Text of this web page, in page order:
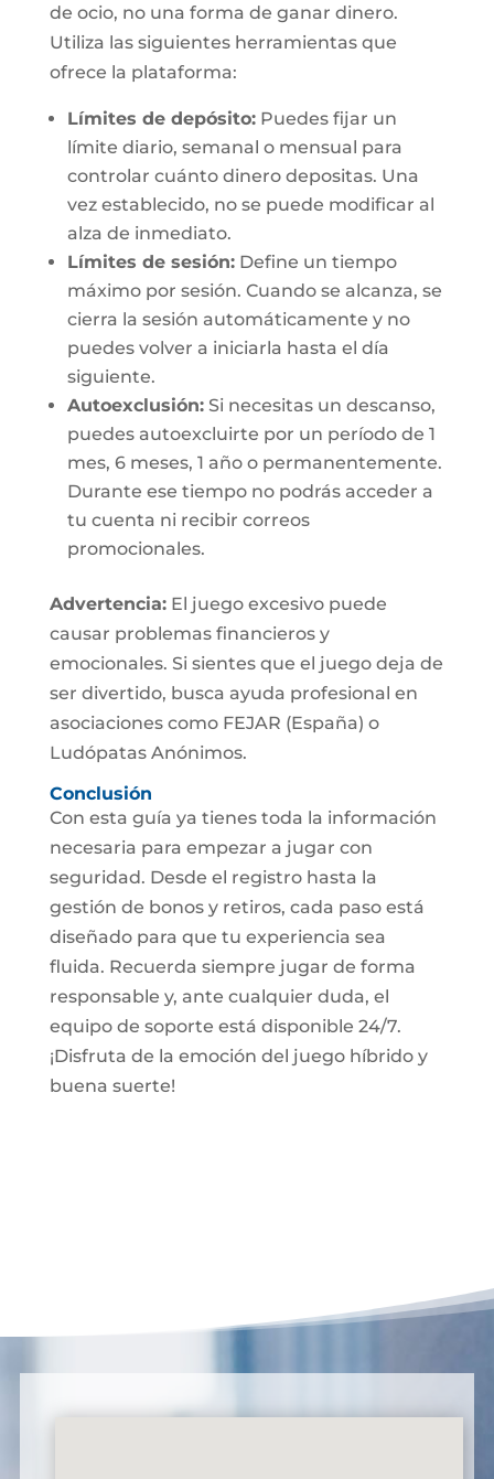
de ocio, no una forma de ganar dinero.
Utiliza las siguientes herramientas que
ofrece la plataforma:
Límites de depósito:Puedes fijar un
límite diario, semanal o mensual para
controlar cuánto dinero depositas. Una
vez establecido, no se puede modificar al
alza de inmediato.
Límites de sesión:Define un tiempo
máximo por sesión. Cuando se alcanza, se
cierra la sesión automáticamente y no
puedes volver a iniciarla hasta el día
siguiente.
Autoexclusión:Si necesitas un descanso,
puedes autoexcluirte por un período de 1
mes, 6 meses, 1 año o permanentemente.
Durante ese tiempo no podrás acceder a
tu cuenta ni recibir correos
promocionales.
Advertencia:El juego excesivo puede
causar problemas financieros y
emocionales. Si sientes que el juego deja de
ser divertido, busca ayuda profesional en
asociaciones como FEJAR (España) o
Ludópatas Anónimos.
Conclusión
Con esta guía ya tienes toda la información
necesaria para empezar a jugar con
seguridad. Desde el registro hasta la
gestión de bonos y retiros, cada paso está
diseñado para que tu experiencia sea
fluida. Recuerda siempre jugar de forma
responsable y, ante cualquier duda, el
equipo de soporte está disponible 24/7.
¡Disfruta de la emoción del juego híbrido y
buena suerte!